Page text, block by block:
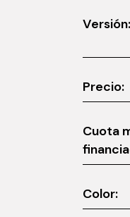
Versión:
Precio:
Cuota
Color: